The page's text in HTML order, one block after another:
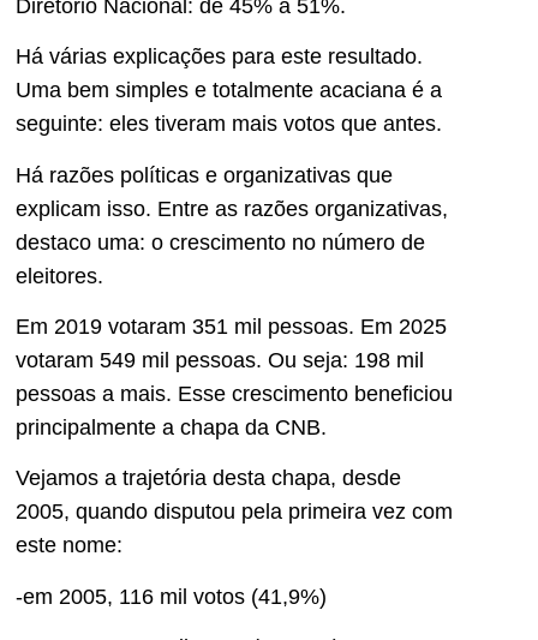
Diretório Nacional: de 45% a 51%.
Há várias explicações para este resultado.
Uma bem simples e totalmente acaciana é a
seguinte: eles tiveram mais votos que antes.
Há razões políticas e organizativas que
explicam isso. Entre as razões organizativas,
destaco uma: o crescimento no número de
eleitores.
Em 2019 votaram 351 mil pessoas. Em 2025
votaram 549 mil pessoas. Ou seja: 198 mil
pessoas a mais. Esse crescimento beneficiou
principalmente a chapa da CNB.
Vejamos a trajetória desta chapa, desde
2005, quando disputou pela primeira vez com
este nome:
-em 2005, 116 mil votos (41,9%)